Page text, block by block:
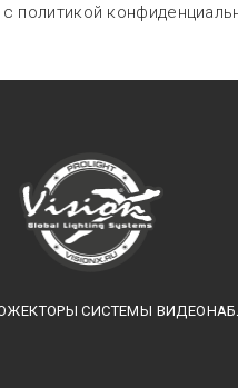
политикой
СИСТЕМЫ